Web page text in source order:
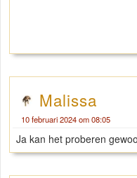
Malissa
10 februari 2024 om 08:05
Ja kan het proberen